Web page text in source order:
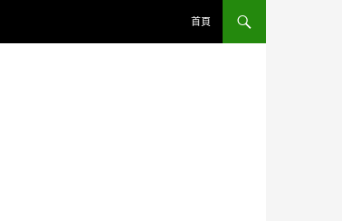
首頁